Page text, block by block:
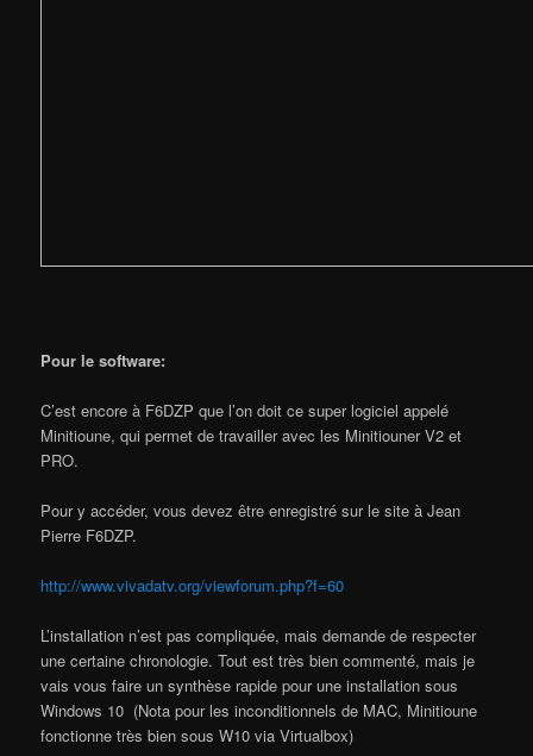
Pour le software:
C’est encore à F6DZP que l’on doit ce super logiciel appelé
Minitioune, qui permet de travailler avec les Minitiouner V2 et
PRO.
Pour y accéder, vous devez être enregistré sur le site à Jean
Pierre F6DZP.
http://www.vivadatv.org/viewforum.php?f=60
L’installation n’est pas compliquée, mais demande de respecter
une certaine chronologie. Tout est très bien commenté, mais je
vais vous faire un synthèse rapide pour une installation sous
Windows 10 (Nota pour les inconditionnels de MAC, Minitioune
fonctionne très bien sous W10 via Virtualbox)